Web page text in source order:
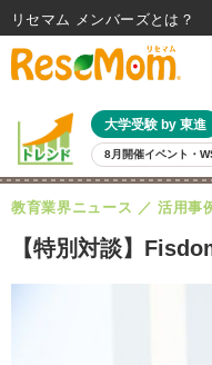
大学受験 by 東進
8月開催イベント・
【特別対談】
教育業界ニュース 活用事
リセマム メンバーズ